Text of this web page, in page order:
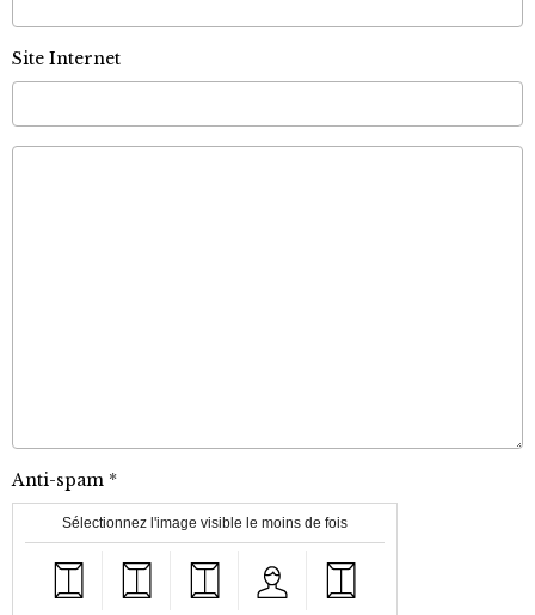
Site Internet
Anti-spam
Sélectionnez l'image visible le moins de fois